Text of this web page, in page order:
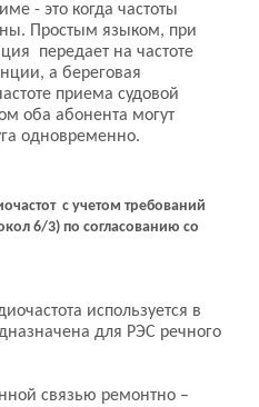
- это когда частоты
Простым языком, при
передает на частоте
а береговая
приема судовой
оба абонента могут
одновременно.
с учетом требований
6/3) по согласованию со
используется в
для РЭС речного
связью ремонтно –